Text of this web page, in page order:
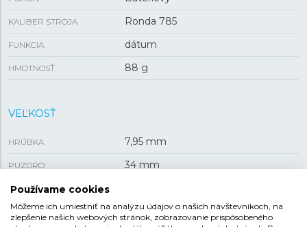
KALIBER STROJA Ronda 785
FUNKCIA dátum
HMOTNOSŤ 88 g
VEĽKOSŤ
HRÚBKA 7,95 mm
PUZDRO 34 mm
REMIENOK
Používame cookies
Môžeme ich umiestniť na analýzu údajov o našich návštevníkoch, na
zlepšenie našich webových stránok, zobrazovanie prispôsobeného